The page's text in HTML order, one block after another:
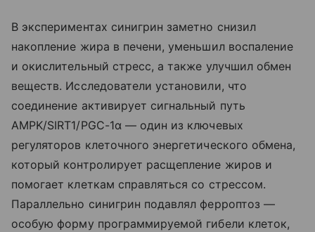
В экспериментах синигрин заметно снизил
накопление жира в печени, уменьшил воспаление
и окислительный стресс, а также улучшил обмен
веществ. Исследователи установили, что
соединение активирует сигнальный путь
AMPK/SIRT1/PGC-1α — один из ключевых
регуляторов клеточного энергетического обмена,
который контролирует расщепление жиров и
помогает клеткам справляться со стрессом.
Параллельно синигрин подавлял ферроптоз —
особую форму программируемой гибели клеток,